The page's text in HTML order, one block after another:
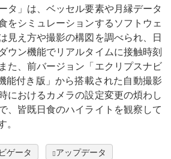
タ」は、ベッセル要素や月縁データ
をシミュレーションするソフトウェ
見え方や撮影の構図を調べられ、日
ウン機能でリアルタイムに接触時刻
た、前バージョン「エクリプスナビ
能付き版」から搭載された自動撮影
におけるカメラの設定変更の煩わし
、皆既日食のハイライトを観察して
ゲータ アップデータ